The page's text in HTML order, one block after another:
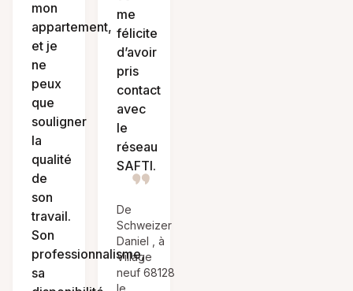
mon
appartement,
et je
ne
peux
que
souligner
la
qualité
de
son
travail.
Son
professionnalisme,
sa
me
félicite
d’avoir
pris
contact
avec
le
réseau
SAFTI.
De
Schweizer
Daniel , à
Village
neuf 68128
le